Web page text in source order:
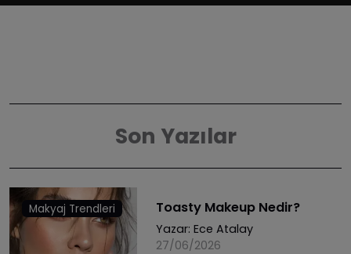
Son Yazılar
Makyaj Trendleri Toasty Makeup Nedir?
Yazar: Ece Atalay
27/06/2026